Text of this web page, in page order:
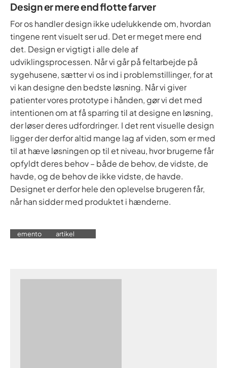
Design er mere end flotte farver
For os handler design ikke udelukkende om, hvordan
tingene rent visuelt ser ud. Det er meget mere end
det. Design er vigtigt i alle dele af
udviklingsprocessen. Når vi går på feltarbejde på
sygehusene, sætter vi os ind i problemstillinger, for at
vi kan designe den bedste løsning. Når vi giver
patienter vores prototype i hånden, gør vi det med
intentionen om at få sparring til at designe en løsning,
der løser deres udfordringer. I det rent visuelle design
ligger der derfor altid mange lag af viden, som er med
til at hæve løsningen op til et niveau, hvor brugerne får
opfyldt deres behov – både de behov, de vidste, de
havde, og de behov de ikke vidste, de havde.
Designet er derfor hele den oplevelse brugeren får,
når han sidder med produktet i hænderne.
emento artikel